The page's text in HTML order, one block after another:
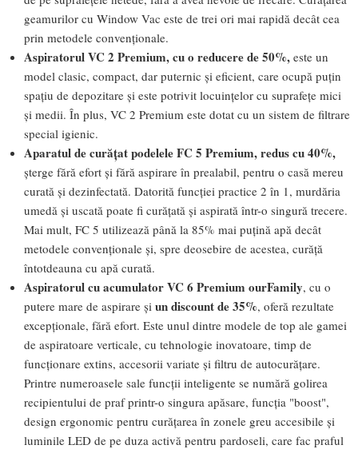
geamurilor cu Window Vac este de trei ori mai rapidă decât cea
prin metodele convenționale.
Aspiratorul VC 2 Premium, cu o reducere de 50%, este un
model clasic, compact, dar puternic și eficient, care ocupă puțin
spațiu de depozitare și este potrivit locuințelor cu suprafețe mici
și medii. În plus, VC 2 Premium este dotat cu un sistem de filtrare
special igienic.
Aparatul de curățat podelele FC 5 Premium, redus cu 40%,
șterge fără efort și fără aspirare în prealabil, pentru o casă mereu
curată și dezinfectată. Datorită funcției practice 2 în 1, murdăria
umedă și uscată poate fi curățată și aspirată într-o singură trecere.
Mai mult, FC 5 utilizează până la 85% mai puțină apă decât
metodele convenționale și, spre deosebire de acestea, curăță
întotdeauna cu apă curată.
Aspiratorul cu acumulator VC 6 Premium ourFamily, cu o
putere mare de aspirare și un discount de 35%, oferă rezultate
excepționale, fără efort. Este unul dintre modele de top ale gamei
de aspiratoare verticale, cu tehnologie inovatoare, timp de
funcționare extins, accesorii variate și filtru de autocurățare.
Printre numeroasele sale funcții inteligente se numără golirea
recipientului de praf printr-o singura apăsare, funcția "boost",
design ergonomic pentru curățarea în zonele greu accesibile și
luminile LED de pe duza activă pentru pardoseli, care fac praful